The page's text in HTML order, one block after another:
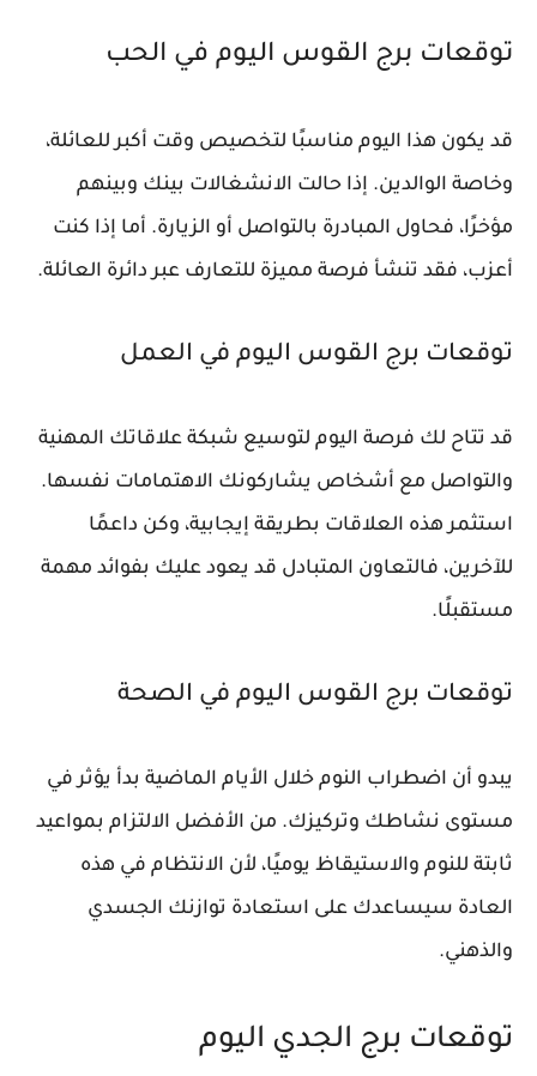
توقعات برج القوس اليوم في الحب
قد يكون هذا اليوم مناسبًا لتخصيص وقت أكبر للعائلة،
وخاصة الوالدين. إذا حالت الانشغالات بينك وبينهم
مؤخرًا، فحاول المبادرة بالتواصل أو الزيارة. أما إذا كنت
أعزب، فقد تنشأ فرصة مميزة للتعارف عبر دائرة العائلة.
توقعات برج القوس اليوم في العمل
قد تتاح لك فرصة اليوم لتوسيع شبكة علاقاتك المهنية
والتواصل مع أشخاص يشاركونك الاهتمامات نفسها.
استثمر هذه العلاقات بطريقة إيجابية، وكن داعمًا
للآخرين، فالتعاون المتبادل قد يعود عليك بفوائد مهمة
مستقبلًا.
توقعات برج القوس اليوم في الصحة
يبدو أن اضطراب النوم خلال الأيام الماضية بدأ يؤثر في
مستوى نشاطك وتركيزك. من الأفضل الالتزام بمواعيد
ثابتة للنوم والاستيقاظ يوميًا، لأن الانتظام في هذه
العادة سيساعدك على استعادة توازنك الجسدي
والذهني.
توقعات برج الجدي اليوم